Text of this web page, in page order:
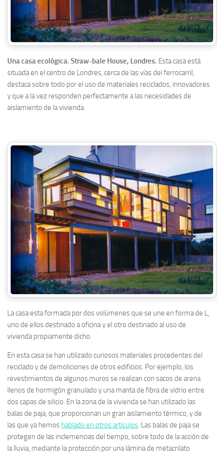
Una casa ecológica. Straw-bale House, Londres. Esta casa está
situada en el centro de Londres, cerca de las vías del ferrocarril,
destaca sobre todo por el uso de materiales reciclados, innovadores
y que a la vez responden perfectamente a las necesidades de
aislamiento de la vivienda.
La casa esta formada por dos volúmenes que se une en forma de L,
uno de ellos destinado a oficina y el otro destinado al uso de
vivienda propiamente dicho.
En esta casa se han utilizado curiosos materiales procedentes del
reciclado y de demoliciones de otros edificios. Por ejemplo, los
revestimientos de algunos muros se realizan con sacos de arena
llenos de hormigón granulado y una manta de fibra de vidrio entre
dos capas de silicio. En la zona de la vivienda se han utilizado las
balas de paja, que proporcionan un gran aislamiento térmico, y de
las que ya hemos hablado en otros artículos. Las balas de paja se
protegen de las inclemencias del tiempo, sobre todo de la acción de
la lluvia, mediante la protección por una lámina de metacrilato